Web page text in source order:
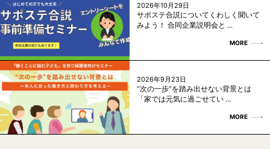
2026年10月29日
サポステ合説についてくわしく聞いて
みよう！ 合同企業説明会と ...
MORE
2026年9月23日
“次の一歩”を踏み出せない背景とは
「家では元気に過ごせてい ...
MORE